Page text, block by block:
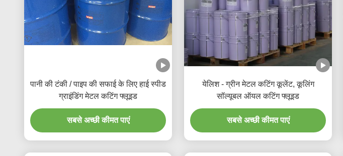
पानी की टंकी / पाइप की सफाई के लिए हाई स्पीड
ग्राइंडिंग मेटल कटिंग फ्लूइड
सबसे अच्छी कीमत पाएं
येलिश - ग्रीन मेटल कटिंग कूलेंट, कूलिंग
सॉल्यूबल ऑयल कटिंग फ्लूइड
सबसे अच्छी कीमत पाएं